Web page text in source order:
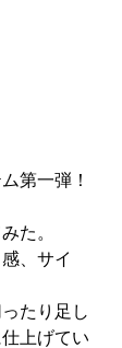
第一弾！
た。
、サイ
たり足し
上げてい